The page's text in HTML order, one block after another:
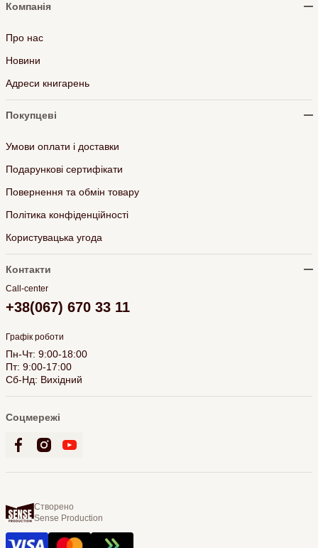
Компанія
Про нас
Новини
Адреси книгарень
Покупцеві
Умови оплати і доставки
Подарункові сертифікати
Повернення та обмін товару
Політика конфіденційності
Користувацька угода
Контакти
Call-center
+38(067) 670 33 11
Графік роботи
Пн-Чт: 9:00-18:00
Пт: 9:00-17:00
Сб-Нд: Вихідний
Соцмережі
Створено
Sense Production